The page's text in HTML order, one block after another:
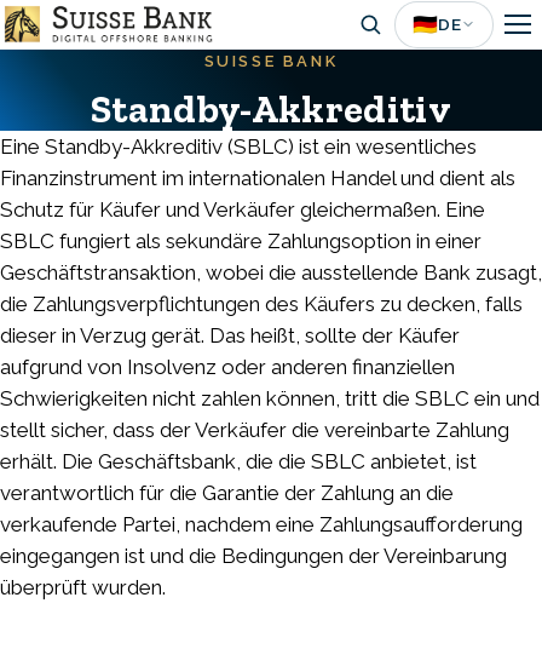
Skip
to
🇩🇪DE
SUISSE BANK
Standby-Akkreditiv
Eine Standby-Akkreditiv (SBLC) ist ein wesentliches
Finanzinstrument im internationalen Handel und dient als
Schutz für Käufer und Verkäufer gleichermaßen. Eine
SBLC fungiert als sekundäre Zahlungsoption in einer
Geschäftstransaktion, wobei die ausstellende Bank zusagt,
die Zahlungsverpflichtungen des Käufers zu decken, falls
dieser in Verzug gerät. Das heißt, sollte der Käufer
aufgrund von Insolvenz oder anderen finanziellen
Schwierigkeiten nicht zahlen können, tritt die SBLC ein und
stellt sicher, dass der Verkäufer die vereinbarte Zahlung
erhält. Die Geschäftsbank, die die SBLC anbietet, ist
verantwortlich für die Garantie der Zahlung an die
verkaufende Partei, nachdem eine Zahlungsaufforderung
eingegangen ist und die Bedingungen der Vereinbarung
überprüft wurden.